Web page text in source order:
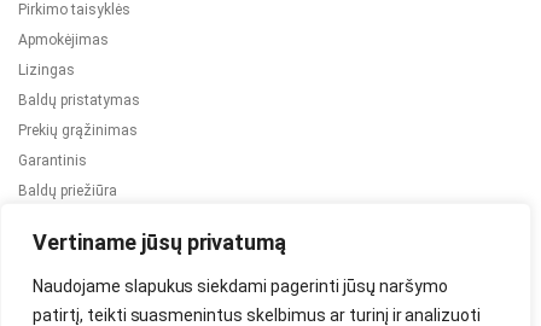
Vertiname jūsų privatumą
Naudojame slapukus siekdami pagerinti jūsų naršymo
patirtį, teikti suasmenintus skelbimus ar turinį ir analizuoti
Pirkimo taisyklės
Apmokėjimas
Lizingas
Baldų pristatymas
Prekių grąžinimas
Garantinis
Baldų priežiūra